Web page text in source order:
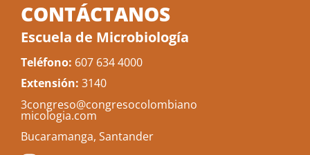
CONTÁCTANOS
Escuela de Microbiología
Teléfono: 607 634 4000
Extensión: 3140
3congreso@congresocolombiano
micologia.com
Bucaramanga, Santander